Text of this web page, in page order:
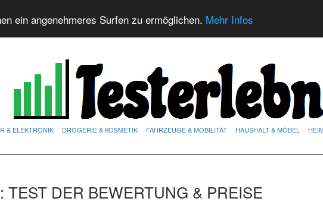
ein angenehmeres Surfen zu ermöglichen. Mehr Infos
& ELEKTRONIK DROGERIE & KOSMETIK FAHRZEUGE & MOBILITÄT HAUSHALT & MÖBEL
TEST DER BEWERTUNG & PREISE